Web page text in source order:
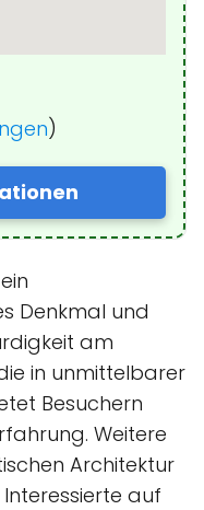
)
Denkmal und
am
in unmittelbarer
Besuchern
Weitere
Architektur
auf